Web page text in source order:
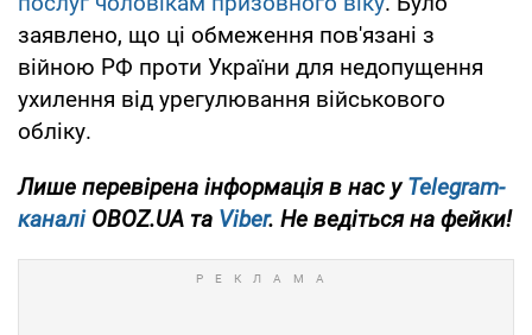
заявлено, що ці обмеження пов'язані з
війною РФ проти України для недопущення
ухилення від урегулювання військового
обліку.
Лише перевірена інформація в нас уTelegram-
каналіOBOZ.UA та Viber. Не ведіться на фейки!